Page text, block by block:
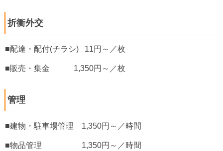
折衝外交
■配達・配付(チラシ) 11円～／枚
■販売・集金 1,350円～／枚
管理
■建物・駐車場管理 1,350円～／時間
■物品管理 1,350円～／時間